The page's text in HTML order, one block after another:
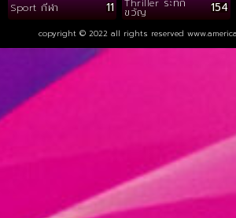
Sport กีฬา 11 Thriller ระทึก
ขวัญ 154
copyright © 2022 all rights reserved